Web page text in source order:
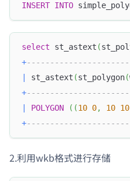
INSERT INTO
select st_astext (
+
st_astext (st_polygon(
+
POLYGON ( (10 0, 10 10
+
2.利用wkb格式进行存储